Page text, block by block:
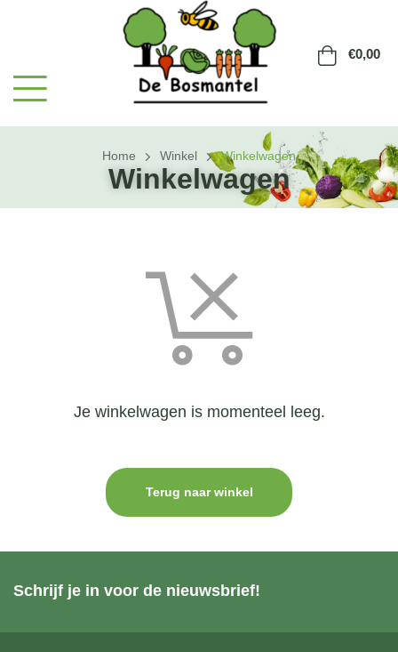
€0,00
Home Winkel Winkelwagen
Winkelwagen
Je winkelwagen is momenteel leeg.
Terug naar winkel
Schrijf je in voor de nieuwsbrief!